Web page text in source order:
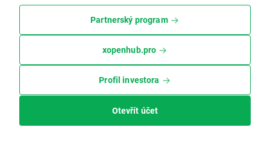
Partnerský program
xopenhub.pro
Profil investora
Otevřít účet